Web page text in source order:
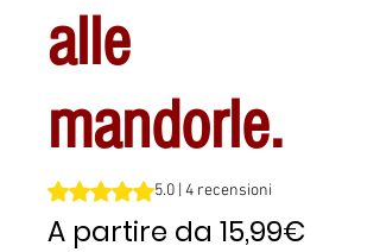
alle
mandorle.
Sulla base di 4 recensioni, la
5.0 | 4 recensioni
A partire da 15,99€